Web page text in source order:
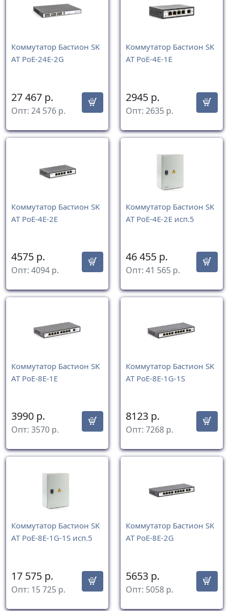
Коммутатор Бастион SK
AT PoE-24E-2G
27 467 р.
Опт: 24 576 р.
Коммутатор Бастион SK
AT PoE-4E-1E
2945 р.
Опт: 2635 р.
Коммутатор Бастион SK
AT PoE-4E-2E
4575 р.
Опт: 4094 р.
Коммутатор Бастион SK
AT PoE-4E-2E исп.5
46 455 р.
Опт: 41 565 р.
Коммутатор Бастион SK
AT PoE-8E-1E
3990 р.
Опт: 3570 р.
Коммутатор Бастион SK
AT PoE-8E-1G-1S
8123 р.
Опт: 7268 р.
Коммутатор Бастион SK
AT PoE-8E-1G-1S исп.5
17 575 р.
Опт: 15 725 р.
Коммутатор Бастион SK
AT PoE-8E-2G
5653 р.
Опт: 5058 р.